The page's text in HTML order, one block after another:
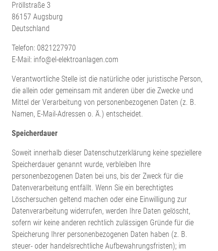
Pröllstraße 3
86157 Augsburg
Deutschland
Telefon: 0821227970
E-Mail: info@el-elektroanlagen.com
Verantwortliche Stelle ist die natürliche oder juristische Person,
die allein oder gemeinsam mit anderen über die Zwecke und
Mittel der Verarbeitung von personenbezogenen Daten (z. B.
Namen, E-Mail-Adressen o. Ä.) entscheidet.
Speicherdauer
Soweit innerhalb dieser Datenschutzerklärung keine speziellere
Speicherdauer genannt wurde, verbleiben Ihre
personenbezogenen Daten bei uns, bis der Zweck für die
Datenverarbeitung entfällt. Wenn Sie ein berechtigtes
Löschersuchen geltend machen oder eine Einwilligung zur
Datenverarbeitung widerrufen, werden Ihre Daten gelöscht,
sofern wir keine anderen rechtlich zulässigen Gründe für die
Speicherung Ihrer personenbezogenen Daten haben (z. B.
steuer- oder handelsrechtliche Aufbewahrungsfristen); im